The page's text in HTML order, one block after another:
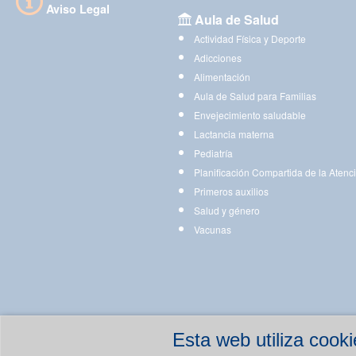
Esta web utiliza
Aviso Legal
Aula de Salud
Actividad Física y Deporte
Adicciones
Alimentación
Aula de Salud para Familias
Envejecimiento saludable
Lactancia materna
Pediatría
Planificación Compartida de la
Primeros auxilios
Salud y género
Vacunas